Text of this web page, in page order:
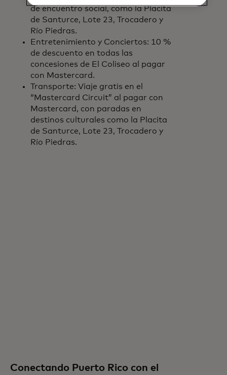
de encuentro social, como la Placita
de Santurce, Lote 23, Trocadero y
Río Piedras.
Entretenimiento y Conciertos: 10 %
de descuento en todas las
concesiones de El Coliseo al pagar
con Mastercard.
Transporte: Viaje gratis en el
“Mastercard Circuit” al pagar con
Mastercard, con paradas en
destinos culturales como la Placita
de Santurce, Lote 23, Trocadero y
Río Piedras.
Conectando Puerto Rico con el